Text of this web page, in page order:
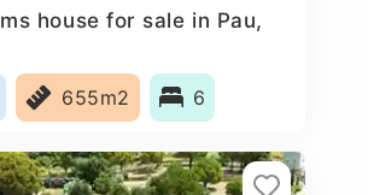
house for sale in Pau,
655m2 6